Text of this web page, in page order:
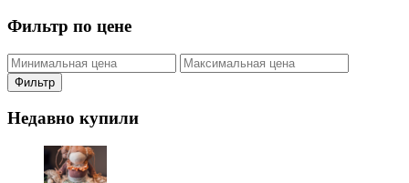
Фильтр по цене
Фильтр
Недавно купили